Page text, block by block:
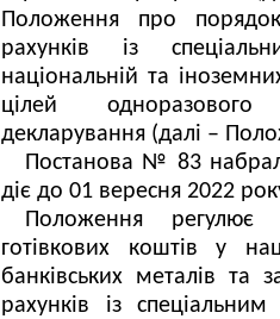
Положення про
рахунків із
національній та
цілей одноразового
декларування (далі –
Постанова № 83
діє до 01 вересня 2022
Положення регулює
готівкових коштів у
банківських металів та
рахунків із